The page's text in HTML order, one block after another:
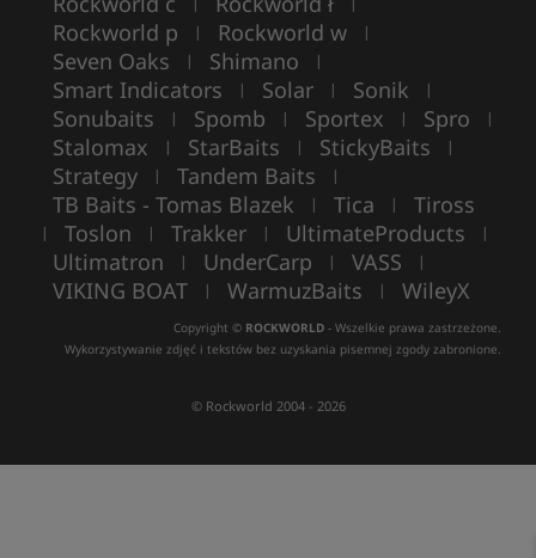
Rockworld p | Rockworld w |
Seven Oaks | Shimano |
Smart Indicators | Solar | Sonik |
Sonubaits | Spomb | Sportex | Spro |
Stalomax | StarBaits | StickyBaits |
Strategy | Tandem Baits |
TB Baits - Tomas Blazek | Tica | Tiross
| Toslon | Trakker | UltimateProducts |
Ultimatron | UnderCarp | VASS |
VIKING BOAT | WarmuzBaits | WileyX
Copyright © ROCKWORLD - Wszelkie prawa zastrzeżone.
Wykorzystywanie zdjęć i tekstów bez uzyskania pisemnej zgody zabronione.
© Rockworld 2004 - 2026